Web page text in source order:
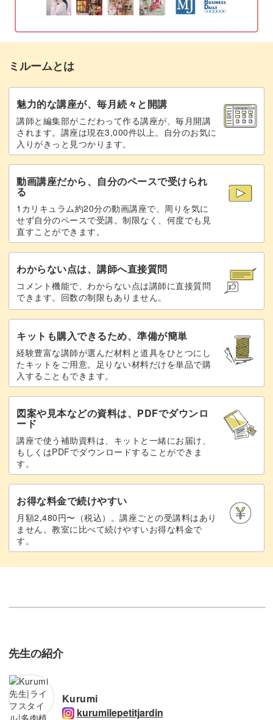
ミルームとは
魅力的な講座が、毎月続々と開講
講師と編集部がこだわって作る講座が、毎月開講
されます。講座は現在3,000件以上。自分のお気に
入りがきっと見つかります。
動画講座だから、自分のペースで受けられ
る
1カリキュラム約20分の動画講座で、周りを気に
せず自分のペースで受講。制限なく、何度でも見
直すことができます。
わからない点は、講師へ直接質問
コメント機能で、わからない点は講師に直接質問
できます。回数の制限もありません。
キットも購入できるため、準備が簡単
経験豊富な講師が選んだ材料と道具をひとつにし
たキットをご用意。足りない材料だけを単品で購
入することもできます。
図案や見本などの資料は、PDFでダウンロ
ード
講座で使う補助資料は、キットと一緒にお届け、
もしくはPDFでダウンロードすることができま
す。
お得な料金で続けやすい
月額2,480円〜（税込）。講座ごとの受講料はあり
ません。教室に比べて続けやすいお得な料金で
す。
先生の紹介
Kurumi
kurumilepetitjardin